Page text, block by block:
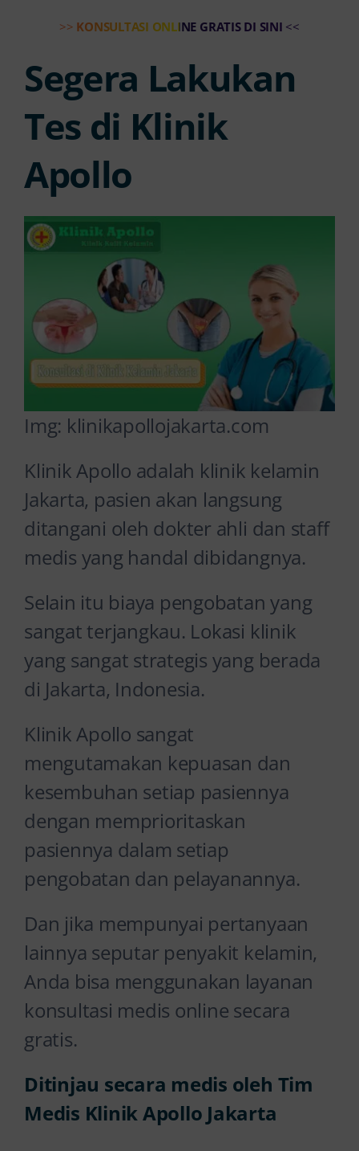
>> KONSULTASI ONLINE GRATIS DI SINI <<
Segera Lakukan
Tes di Klinik
Apollo
Img: klinikapollojakarta.com
Klinik Apollo adalah klinik kelamin
Jakarta, pasien akan langsung
ditangani oleh dokter ahli dan staff
medis yang handal dibidangnya.
Selain itu biaya pengobatan yang
sangat terjangkau. Lokasi klinik
yang sangat strategis yang berada
di Jakarta, Indonesia.
Klinik Apollo sangat
mengutamakan kepuasan dan
kesembuhan setiap pasiennya
dengan memprioritaskan
pasiennya dalam setiap
pengobatan dan pelayanannya.
Dan jika mempunyai pertanyaan
lainnya seputar penyakit kelamin,
Anda bisa menggunakan layanan
konsultasi medis online secara
gratis.
Ditinjau secara medis oleh Tim
Medis Klinik Apollo Jakarta